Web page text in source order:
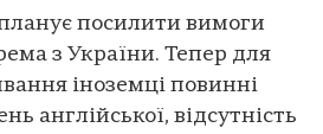
посилити вимоги
з України. Тепер для
іноземці повинні
англійської, відсутність